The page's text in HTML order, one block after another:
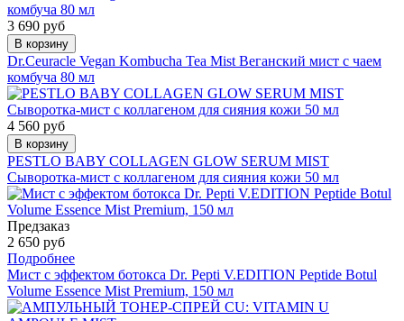
3 690 руб
В корзину
Dr.Ceuracle Vegan Kombucha Tea Mist Веганский мист с чаем
комбуча 80 мл
4 560 руб
В корзину
PESTLO BABY COLLAGEN GLOW SERUM MIST
Сыворотка-мист с коллагеном для сияния кожи 50 мл
Предзаказ
2 650 руб
Подробнее
Мист с эффектом ботокса Dr. Pepti V.EDITION Peptide Botul
Volume Essence Mist Premium, 150 мл